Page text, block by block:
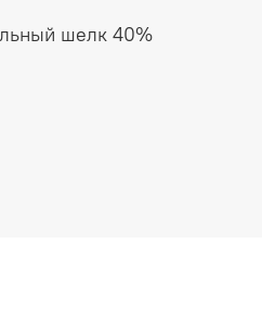
шелк 40%